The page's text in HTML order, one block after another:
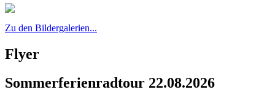
Zu den Bildergalerien...
Flyer
Sommerferienradtour 22.08.2026